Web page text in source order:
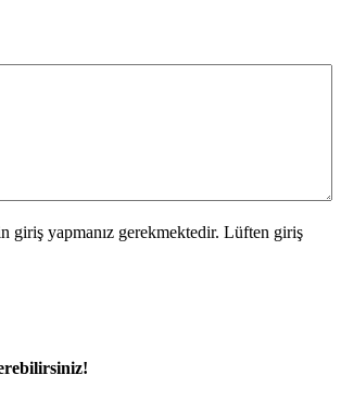
giriş yapmanız gerekmektedir. Lüften giriş